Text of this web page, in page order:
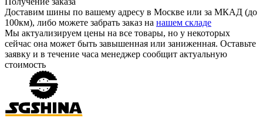
Доставим шины по вашему адресу в Москве или за МКАД (до
100км), либо можете забрать заказ на нашем складе
Мы актуализируем цены на все товары, но у некоторых
сейчас она может быть завышенная или заниженная. Оставьте
заявку и в течение часа менеджер сообщит актуальную
стоимость